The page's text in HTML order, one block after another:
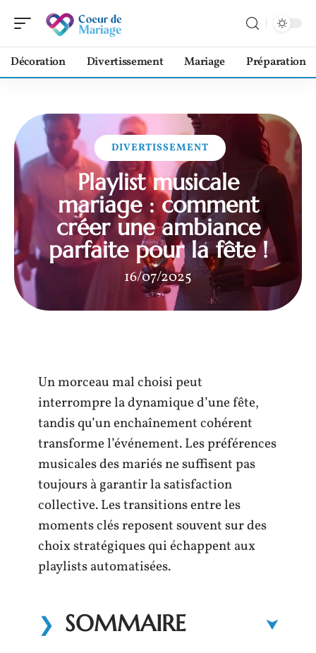
Décoration Divertissement Mariage Préparation
DIVERTISSEMENT
Playlist musicale
mariage : comment
créer une ambiance
parfaite pour la fête !
16/07/2025
Un morceau mal choisi peut
interrompre la dynamique d’une fête,
tandis qu’un enchaînement cohérent
transforme l’événement. Les préférences
musicales des mariés ne suffisent pas
toujours à garantir la satisfaction
collective. Les transitions entre les
moments clés reposent souvent sur des
choix stratégiques qui échappent aux
playlists automatisées.
SOMMAIRE